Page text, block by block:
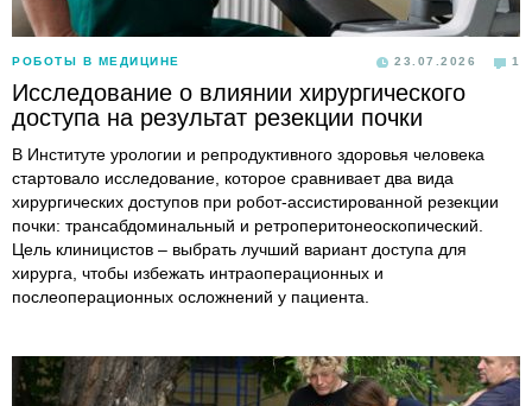
РОБОТЫ В МЕДИЦИНЕ 23.07.2026 1
Исследование о влиянии хирургического
доступа на результат резекции почки
В Институте урологии и репродуктивного здоровья человека
стартовало исследование, которое сравнивает два вида
хирургических доступов при робот-ассистированной резекции
почки: трансабдоминальный и ретроперитонеоскопический.
Цель клиницистов – выбрать лучший вариант доступа для
хирурга, чтобы избежать интраоперационных и
послеоперационных осложнений у пациента.